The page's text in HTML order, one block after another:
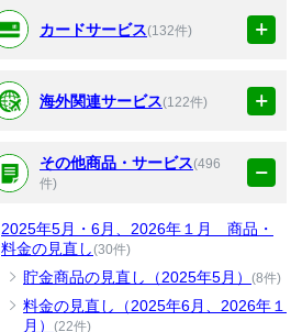
カードサービス(132件)
海外関連サービス(122件)
その他商品・サービス(496
件)
2025年5月・6月、2026年１月 商品・
料金の見直し(30件)
貯金商品の見直し（2025年5月） (8件)
料金の見直し（2025年6月、2026年１
月） (22件)